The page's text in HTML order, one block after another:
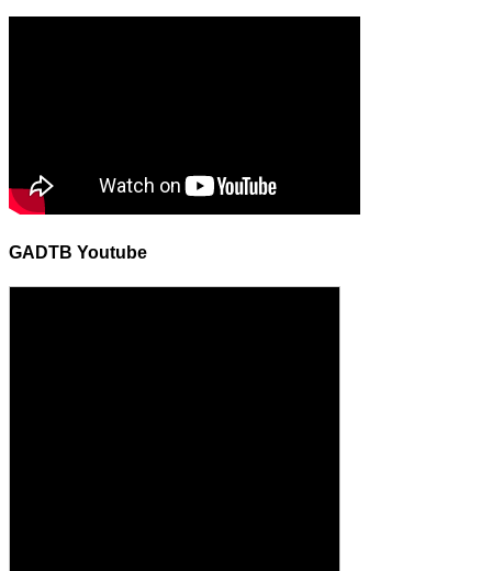
GADTB Youtube